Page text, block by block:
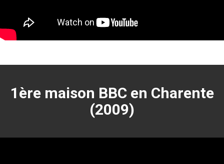
1ère maison BBC en Charente
(2009)